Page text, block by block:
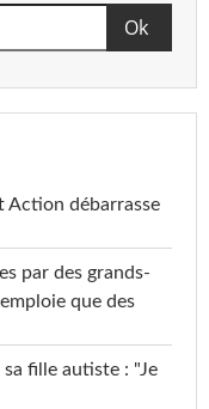
Action débarrasse
par des grands-
que des
fille autiste : "Je